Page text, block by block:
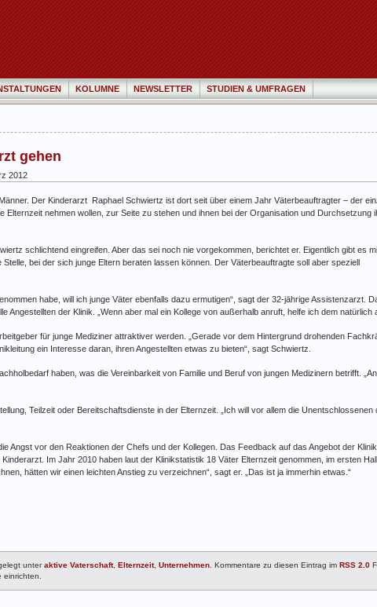
KOLUMNE NEWSLETTER STUDIEN & UMFRAGEN
gehen
2012
Der Kinderarzt Raphael Schwiertz ist dort seit über einem Jahr Väterbeauftragter – der
Elternzeit nehmen wollen, zur Seite zu stehen und ihnen bei der Organisation und Durchsetzung
schlichtend eingreifen. Aber das sei noch nie vorgekommen, berichtet er. Eigentlich gibt es
bei der sich junge Eltern beraten lassen können. Der Väterbeauftragte soll aber speziell
habe, will ich junge Väter ebenfalls dazu ermutigen“, sagt der 32-jährige Assistenzarzt.
Angestellten der Klinik. „Wenn aber mal ein Kollege von außerhalb anruft, helfe ich dem natürlich
für junge Mediziner attraktiver werden. „Gerade vor dem Hintergrund drohenden
ein Interesse daran, ihren Angestellten etwas zu bieten“, sagt Schwiertz.
haben, was die Vereinbarkeit von Familie und Beruf von jungen Medizinern betrifft.
Teilzeit oder Bereitschaftsdienste in der Elternzeit. „Ich will vor allem die
Angst vor den Reaktionen der Chefs und der Kollegen. Das Feedback auf das Angebot der
Im Jahr 2010 haben laut der Klinikstatistik 18 Väter Elternzeit genommen, im ersten
hätten wir einen leichten Anstieg zu verzeichnen“, sagt er. „Das ist ja immerhin etwas.“
unteraktive Vaterschaft, Elternzeit, Unternehmen . Kommentare zu diesen Eintrag im RSS 2.0
einrichten.